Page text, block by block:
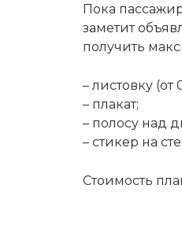
Пока
заметит
получить
– листовку (от
– плакат;
– полосу над
– стикер на
Стоимость